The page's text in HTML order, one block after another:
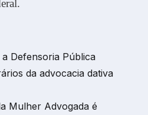
Defensoria Pública
da advocacia dativa
Mulher Advogada é